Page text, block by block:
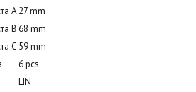
A27 mm
B 68 mm
C 59 mm
6 pcs
LIN